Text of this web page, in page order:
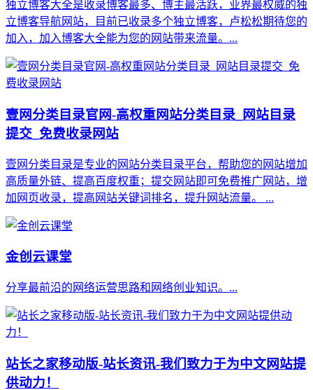
独立博客大全是收录博客最多、博主最活跃，业界最权威的独
立博客导航网站，目前已收录多个独立博客，卢松松期待您的
加入，加入博客大全能为您的网站带来流量。...
壹网分类目录官网-高权重网站分类目录_网站目录
提交_免费收录网站
壹网分类目录是专业的网站分类目录平台，帮助您的网站增加
高质量外链、提高百度权重；提交网站即可免费推广网站，增
加网页收录，提高网站关键词排名，提升网站流量。 ...
金创云课堂
分享最前沿的网络运营思路和网络创业知识。...
站长之家移动版-站长资讯-我们致力于为中文网站提
供动力！